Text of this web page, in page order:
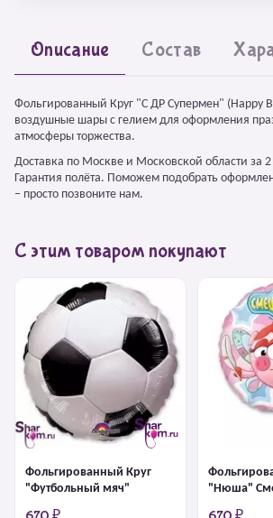
Описание Состав
Фольгированный Круг "С ДР Супермен" (Happy
воздушные шары с гелием для оформления
атмосферы торжества.
Доставка по Москве и Московской области за 2
Гарантия полёта. Поможем подобрать
– просто позвоните нам.
С этим товаром покупают
Фольгированный Круг
"Футбольный мяч"
"Нюша"